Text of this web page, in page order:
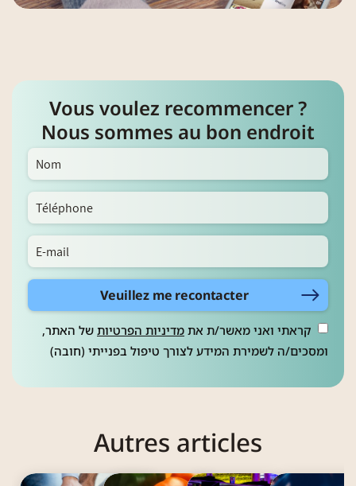
Vous voulez recommencer ?
Nous sommes au bon endroit
Veuillez me recontacter
קראתי ואני מאשר/ת את מדיניות הפרטיות של האתר,
ומסכים/ה לשמירת המידע לצורך טיפול בפנייתי (חובה)
Autres articles